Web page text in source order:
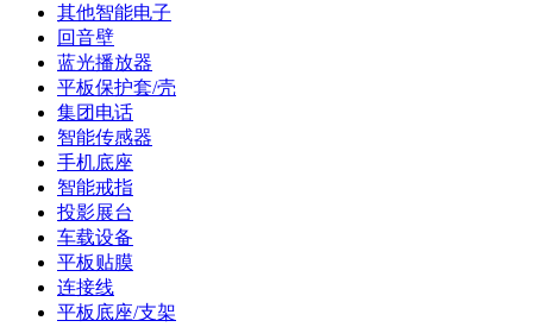
其他智能电子
回音壁
蓝光播放器
平板保护套/壳
集团电话
智能传感器
手机底座
智能戒指
投影展台
车载设备
平板贴膜
连接线
平板底座/支架